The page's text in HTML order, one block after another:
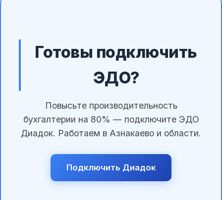
Готовы подключить
ЭДО?
Повысьте производительность
бухгалтерии на 80% — подключите ЭДО
Диадок. Работаем в Азнакаево и области.
Подключить Диадок